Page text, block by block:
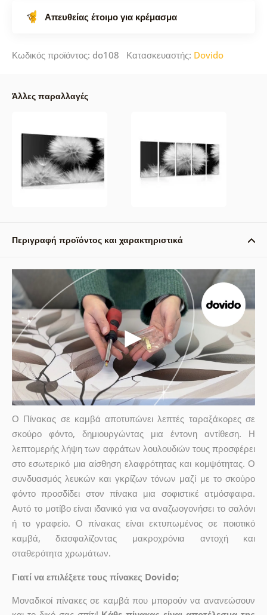
Απευθείας έτοιμο για κρέμασμα
Κωδικός προϊόντος: do108 Κατασκευαστής: Dovido
Άλλες παραλλαγές
Περιγραφή προϊόντος και χαρακτηριστικά
Ο Πίνακας σε καμβά αποτυπώνει λεπτές ταραξάκορες σε
σκούρο φόντο, δημιουργώντας μια έντονη αντίθεση. Η
λεπτομερής λήψη των αφράτων λουλουδιών τους προσφέρει
στο εσωτερικό μια αίσθηση ελαφρότητας και κομψότητας. Ο
συνδυασμός λευκών και γκρίζων τόνων μαζί με το σκούρο
φόντο προσδίδει στον πίνακα μια σοφιστικέ ατμόσφαιρα.
Αυτό το μοτίβο είναι ιδανικό για να αναζωογονήσει το σαλόνι
ή το γραφείο. Ο πίνακας είναι εκτυπωμένος σε ποιοτικό
καμβά, διασφαλίζοντας μακροχρόνια αντοχή και
σταθερότητα χρωμάτων.
Γιατί να επιλέξετε τους πίνακες Dovido;
Μοναδικοί πίνακες σε καμβά που μπορούν να ανανεώσουν